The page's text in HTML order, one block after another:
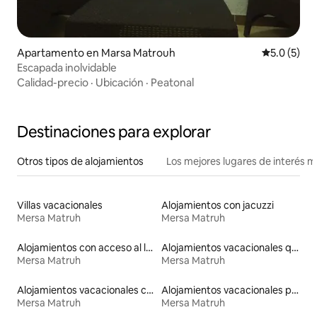
Apartamento en Marsa Matrouh
5.0 (5)
Escapada inolvidable
Calidad-precio · Ubicación · Peatonal
Destinaciones para explorar
Otros tipos de alojamientos Los mejores lugares de interés
Villas vacacionales
Mersa Matruh
Alojamientos con jacuzzi
Mersa Matruh
Alojamientos con acceso al lago
Mersa Matruh
Alojamientos vacacionales que admiten mascotas
Mersa Matruh
Alojamientos vacacionales con piscina
Mersa Matruh
Alojamientos vacacionales para familias
Mersa Matruh